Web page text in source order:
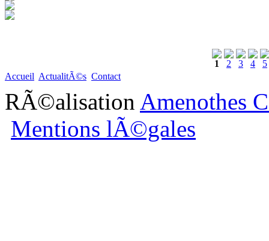
1 2 3 4
5
Accueil ActualitÃ©s Contact
RÃ©alisation Amenothes
Mentions lÃ©gales